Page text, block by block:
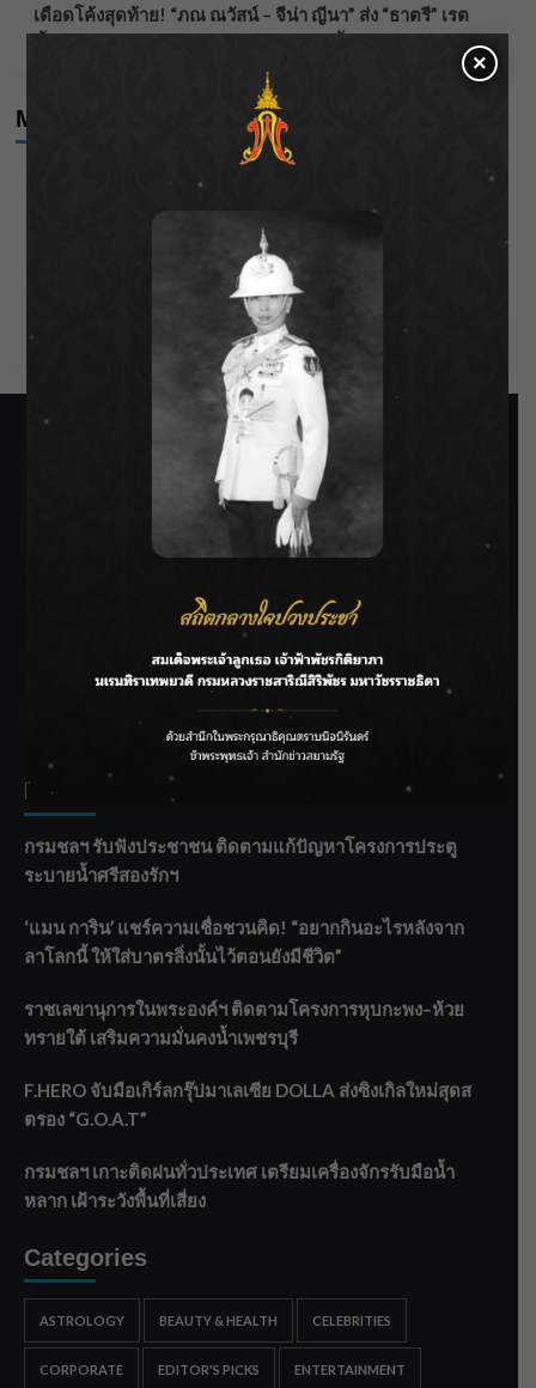
เดือดโค้งสุดท้าย! “ภณ ณวัสน์ – จีน่า ญีนา” ส่ง “ธาตรี” เรต
Meta
SIAMRATH VARIETY
THE BEST ENTERTAINMENT
Recent Posts
กรมชลฯ รับฟังประชาชน ติดตามแก้ปัญหาโครงการประตู
ระบายน้ำศรีสองรักฯ
‘แมน การิน’ แชร์ความเชื่อชวนคิด! “อยากกินอะไรหลังจาก
ลาโลกนี้ ให้ใส่บาตรสิ่งนั้นไว้ตอนยังมีชีวิต”
ราชเลขานุการในพระองค์ฯ ติดตามโครงการหุบกะพง–ห้วย
ทรายใต้ เสริมความมั่นคงน้ำเพชรบุรี
F.HERO จับมือเกิร์ลกรุ๊ปมาเลเซีย DOLLA ส่งซิงเกิลใหม่สุดส
ตรอง “G.O.A.T”
กรมชลฯ เกาะติดฝนทั่วประเทศ เตรียมเครื่องจักรรับมือน้ำ
หลาก เฝ้าระวังพื้นที่เสี่ยง
Categories
ASTROLOGY BEAUTY & HEALTH CELEBRITIES
CORPORATE EDITOR'S PICKS ENTERTAINMENT
×